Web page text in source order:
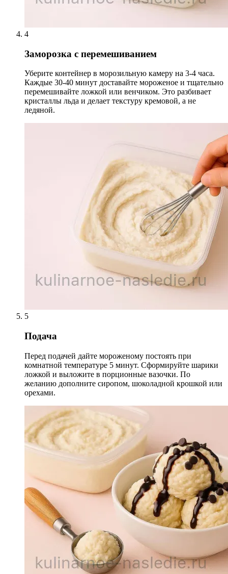
4
Заморозка с перемешиванием
Уберите контейнер в морозильную камеру на 3-4 часа.
Каждые 30-40 минут доставайте мороженое и тщательно
перемешивайте ложкой или венчиком. Это разбивает
кристаллы льда и делает текстуру кремовой, а не
ледяной.
5
Подача
Перед подачей дайте мороженому постоять при
комнатной температуре 5 минут. Сформируйте шарики
ложкой и выложите в порционные вазочки. По
желанию дополните сиропом, шоколадной крошкой или
орехами.